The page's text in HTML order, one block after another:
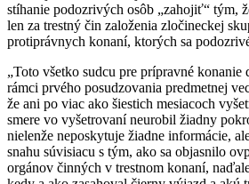
stíhanie podozrivých osôb „zahojiť“ tým,
len za trestný čin založenia zločineckej
protiprávnych konaní, ktorých sa
„Toto všetko sudcu pre prípravné konanie
rámci prvého posudzovania predmetnej
že ani po viac ako šiestich mesiacoch
smere vo vyšetrovaní neurobil žiadny
nielenže neposkytuje žiadne informácie,
snahu súvisiacu s tým, ako sa objasnilo
orgánov činných v trestnom konaní,